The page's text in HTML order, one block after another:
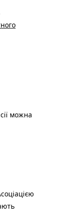
можна